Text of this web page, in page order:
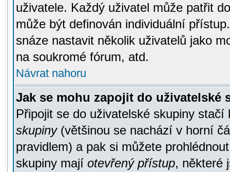
uživatele. Každý uživatel může patřit
může být definován individuální
snáze nastavit několik uživatelů jako
na soukromé fórum, atd.
Návrat nahoru
Jak se mohu zapojit do uživatelské
Připojit se do uživatelské skupiny
skupiny(většinou se nachází v horní
pravidlem) a pak si můžete
skupiny mají otevřený přístup, některé